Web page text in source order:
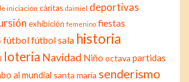
iniciación cáritas daimiel deportivas
exhibición femenino fiestas
fútbolfútbol sala historia
loteria Navidad Niño octava partidas
al mundial santa maría senderismo